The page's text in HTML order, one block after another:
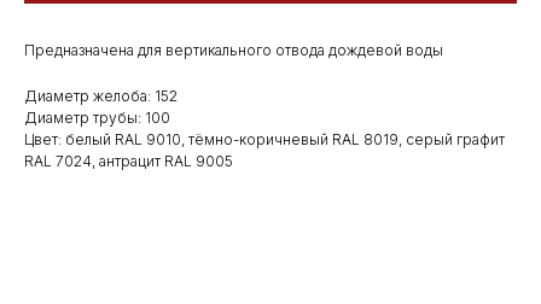
Предназначена для вертикального отвода дождевой воды
Диаметр желоба: 152
Диаметр трубы: 100
Цвет: белый RAL 9010, тёмно-коричневый RAL 8019, серый графит
RAL 7024, антрацит RAL 9005